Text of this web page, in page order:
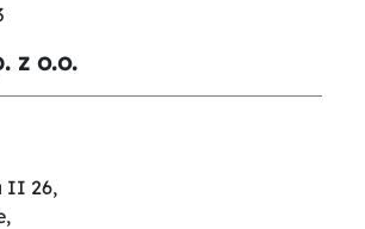
z o.o.
II 26,